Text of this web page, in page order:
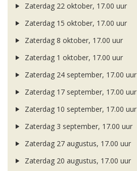
Zaterdag 22 oktober, 17.00 uur
Zaterdag 15 oktober, 17.00 uur
Zaterdag 8 oktober, 17.00 uur
Zaterdag 1 oktober, 17.00 uur
Zaterdag 24 september, 17.00 uur
Zaterdag 17 september, 17.00 uur
Zaterdag 10 september, 17.00 uur
Zaterdag 3 september, 17.00 uur
Zaterdag 27 augustus, 17.00 uur
Zaterdag 20 augustus, 17.00 uur